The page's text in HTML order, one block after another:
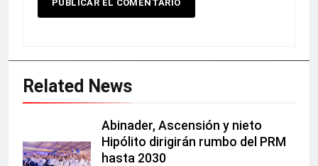
Related News
Abinader, Ascensión y nieto
Hipólito dirigirán rumbo del PRM
hasta 2030